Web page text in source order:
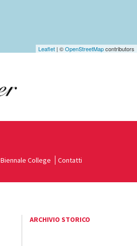
Leaflet | ©OpenStreetMapcontributors
Biennale College Contatti
ARCHIVIO STORICO